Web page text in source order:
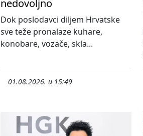
nedovoljno
Dok poslodavci diljem Hrvatske
sve teže pronalaze kuhare,
konobare, vozače, skla...
01.08.2026. u 15:49